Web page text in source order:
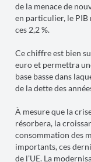
de la menace de
en particulier, le PIB
ces 2,2 %.
Ce chiffre est bien
euro et permettra
base basse dans
de la dette des
À mesure que la
résorbera, la
consommation des
importants, ces
de l’UE. La